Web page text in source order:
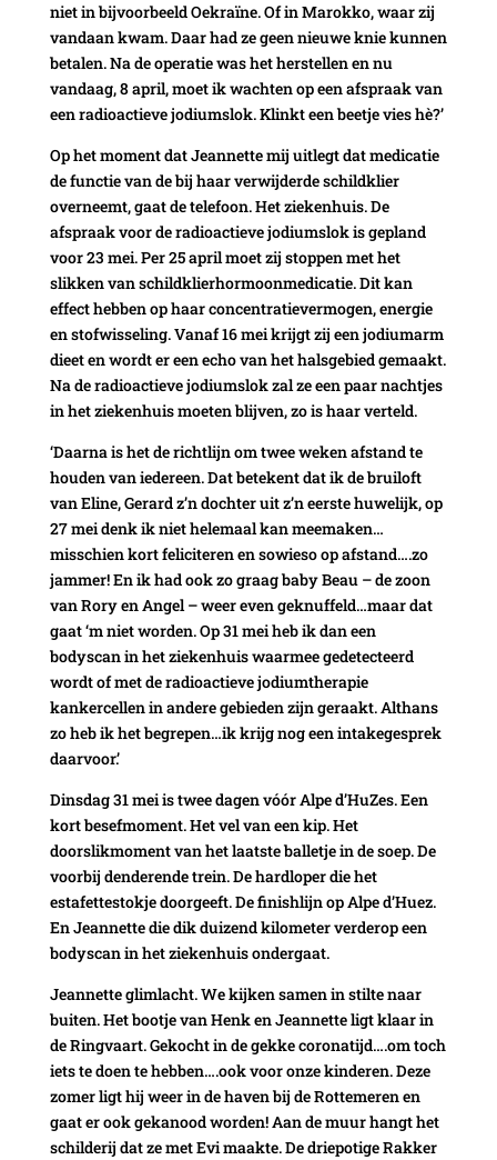
niet in bijvoorbeeld Oekraïne. Of in Marokko, waar zij
vandaan kwam. Daar had ze geen nieuwe knie kunnen
betalen. Na de operatie was het herstellen en nu
vandaag, 8 april, moet ik wachten op een afspraak van
een radioactieve jodiumslok. Klinkt een beetje vies hè?’
Op het moment dat Jeannette mij uitlegt dat medicatie
de functie van de bij haar verwijderde schildklier
overneemt, gaat de telefoon. Het ziekenhuis. De
afspraak voor de radioactieve jodiumslok is gepland
voor 23 mei. Per 25 april moet zij stoppen met het
slikken van schildklierhormoonmedicatie. Dit kan
effect hebben op haar concentratievermogen, energie
en stofwisseling. Vanaf 16 mei krijgt zij een jodiumarm
dieet en wordt er een echo van het halsgebied gemaakt.
Na de radioactieve jodiumslok zal ze een paar nachtjes
in het ziekenhuis moeten blijven, zo is haar verteld.
‘Daarna is het de richtlijn om twee weken afstand te
houden van iedereen. Dat betekent dat ik de bruiloft
van Eline, Gerard z’n dochter uit z’n eerste huwelijk, op
27 mei denk ik niet helemaal kan meemaken…
misschien kort feliciteren en sowieso op afstand….zo
jammer! En ik had ook zo graag baby Beau – de zoon
van Rory en Angel – weer even geknuffeld…maar dat
gaat ‘m niet worden. Op 31 mei heb ik dan een
bodyscan in het ziekenhuis waarmee gedetecteerd
wordt of met de radioactieve jodiumtherapie
kankercellen in andere gebieden zijn geraakt. Althans
zo heb ik het begrepen…ik krijg nog een intakegesprek
daarvoor.’
Dinsdag 31 mei is twee dagen vóór Alpe d’HuZes. Een
kort besefmoment. Het vel van een kip. Het
doorslikmoment van het laatste balletje in de soep. De
voorbij denderende trein. De hardloper die het
estafettestokje doorgeeft. De finishlijn op Alpe d’Huez.
En Jeannette die dik duizend kilometer verderop een
bodyscan in het ziekenhuis ondergaat.
Jeannette glimlacht. We kijken samen in stilte naar
buiten. Het bootje van Henk en Jeannette ligt klaar in
de Ringvaart. Gekocht in de gekke coronatijd….om toch
iets te doen te hebben….ook voor onze kinderen. Deze
zomer ligt hij weer in de haven bij de Rottemeren en
gaat er ook gekanood worden! Aan de muur hangt het
schilderij dat ze met Evi maakte. De driepotige Rakker